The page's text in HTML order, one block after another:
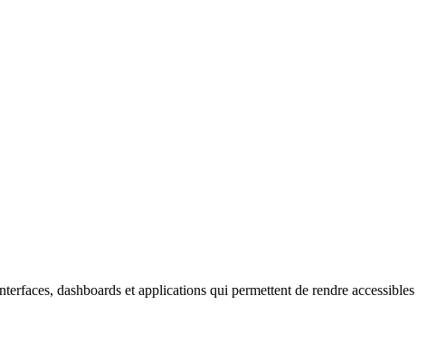
dashboards et applications qui permettent de rendre accessibles